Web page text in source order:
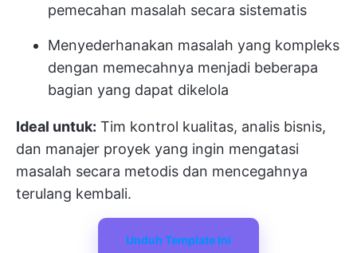
pemecahan masalah secara sistematis
Menyederhanakan masalah yang kompleks
dengan memecahnya menjadi beberapa
bagian yang dapat dikelola
Ideal untuk: Tim kontrol kualitas, analis bisnis,
dan manajer proyek yang ingin mengatasi
masalah secara metodis dan mencegahnya
terulang kembali.
Unduh Template Ini